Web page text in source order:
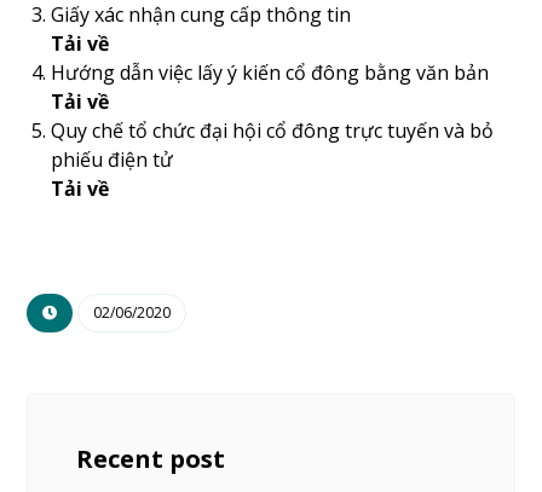
Giấy xác nhận cung cấp thông tin
Tải về
Hướng dẫn việc lấy ý kiến cổ đông bằng văn bản
Tải về
Quy chế tổ chức đại hội cổ đông trực tuyến và bỏ
phiếu điện tử
Tải về
02/06/2020
Recent post